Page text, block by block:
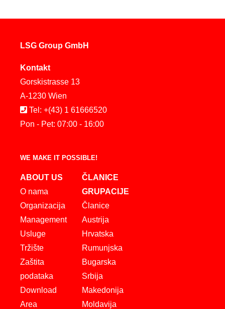
LSG Group GmbH
Kontakt
Gorskistrasse 13
A-1230 Wien
Tel: +(43) 1 61666520
Pon - Pet: 07:00 - 16:00
WE MAKE IT POSSIBLE!
ABOUT US
O nama
Organizacija
Management
Usluge
Tržište
Zaštita
podataka
Download
Area
ČLANICE
GRUPACIJE
Članice
Austrija
Hrvatska
Rumunjska
Bugarska
Srbija
Makedonija
Moldavija